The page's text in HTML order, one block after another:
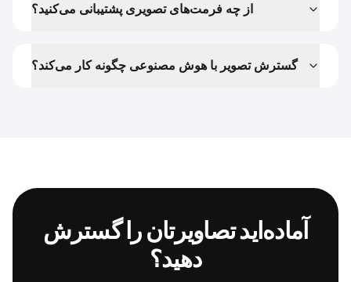
از چه فرمت‌های تصویری پشتیبانی می‌کنید؟
گسترش تصویر با هوش مصنوعی چگونه کار می‌کند؟
آماده‌اید تصاویرتان را گسترش
دهید؟